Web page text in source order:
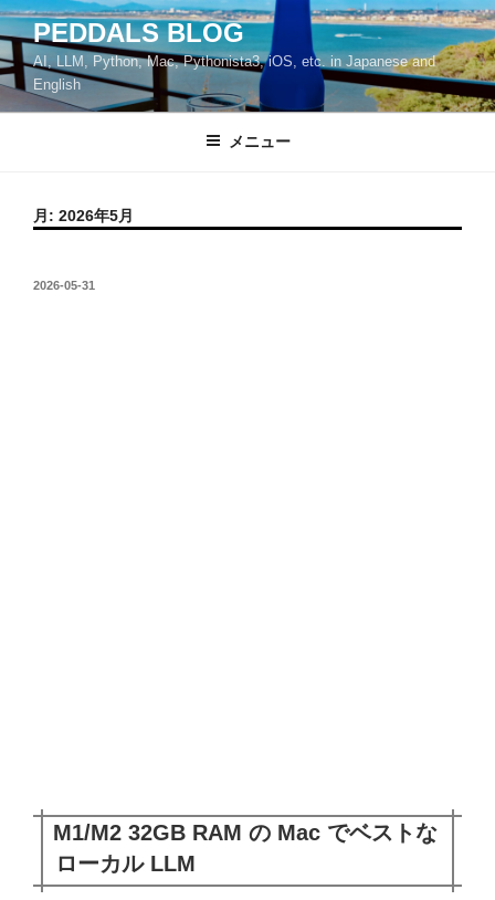
コ
ン
テ
ン
ツ
PEDDALS BLOG
AI, LLM, Python, Mac, Pythonista3, iOS, etc. in Japanese and
English
メニュー
月: 2026年5月
投
2026-05-31
M1/M2 32GB RAM の Mac でベストな
ローカル LLM